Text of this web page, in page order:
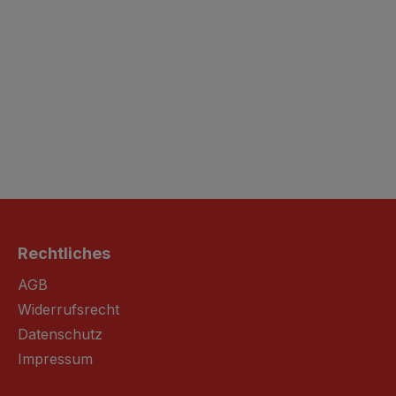
Rechtliches
AGB
Widerrufsrecht
Datenschutz
Impressum